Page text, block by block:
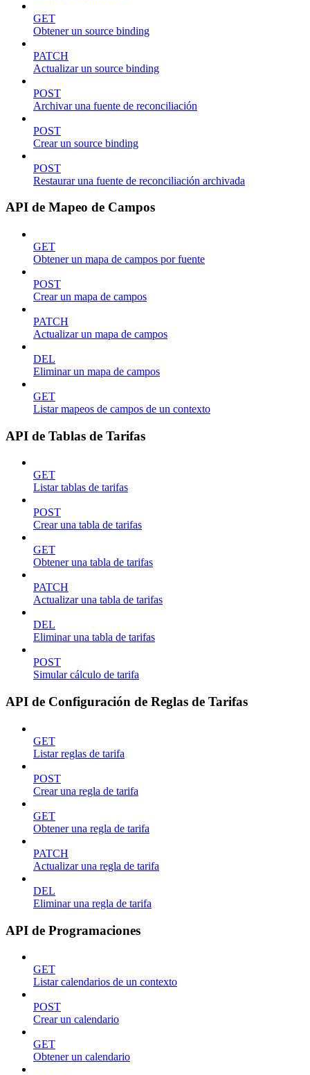
GET
Obtener un source binding
PATCH
Actualizar un source binding
POST
Archivar una fuente de reconciliación
POST
Crear un source binding
POST
Restaurar una fuente de reconciliación archivada
API de Mapeo de Campos
GET
Obtener un mapa de campos por fuente
POST
Crear un mapa de campos
PATCH
Actualizar un mapa de campos
DEL
Eliminar un mapa de campos
GET
Listar mapeos de campos de un contexto
API de Tablas de Tarifas
GET
Listar tablas de tarifas
POST
Crear una tabla de tarifas
GET
Obtener una tabla de tarifas
PATCH
Actualizar una tabla de tarifas
DEL
Eliminar una tabla de tarifas
POST
Simular cálculo de tarifa
API de Configuración de Reglas de Tarifas
GET
Listar reglas de tarifa
POST
Crear una regla de tarifa
GET
Obtener una regla de tarifa
PATCH
Actualizar una regla de tarifa
DEL
Eliminar una regla de tarifa
API de Programaciones
GET
Listar calendarios de un contexto
POST
Crear un calendario
GET
Obtener un calendario